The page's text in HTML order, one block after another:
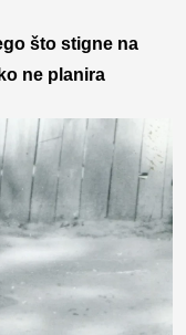
što stigne na
ne planira